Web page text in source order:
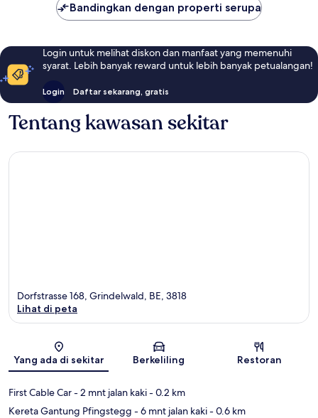
Bandingkan dengan properti serupa
Login untuk melihat diskon dan manfaat yang memenuhi
syarat. Lebih banyak reward untuk lebih banyak petualangan!
Login Daftar sekarang, gratis
Tentang kawasan sekitar
Peta
Dorfstrasse 168, Grindelwald, BE, 3818
Lihat di peta
Yang ada di sekitar Berkeliling Restoran
First Cable Car- 2 mnt jalan kaki- 0.2 km
Kereta Gantung Pfingstegg - 6 mnt jalan kaki- 0.6 km